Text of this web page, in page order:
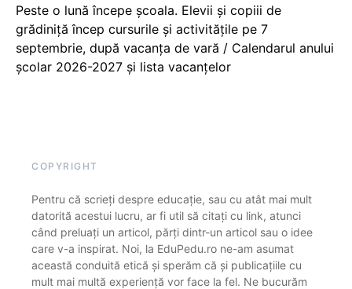
Peste o lună începe școala. Elevii și copiii de
grădiniță încep cursurile și activitățile pe 7
septembrie, după vacanța de vară / Calendarul anului
școlar 2026-2027 și lista vacanțelor
COPYRIGHT
Pentru că scrieți despre educație, sau cu atât mai mult
datorită acestui lucru, ar fi util să citați cu link, atunci
când preluați un articol, părți dintr-un articol sau o idee
care v-a inspirat. Noi, la EduPedu.ro ne-am asumat
această conduită etică și sperăm că și publicațiile cu
mult mai multă experiență vor face la fel. Ne bucurăm